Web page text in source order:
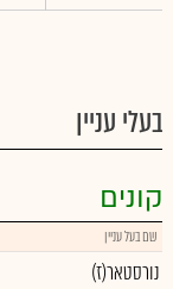
בעלי עניין
קונים
שם בעל עניין
(נורסטאר(ז